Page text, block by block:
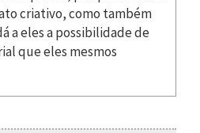
criativo, como também
a eles a possibilidade de
que eles mesmos